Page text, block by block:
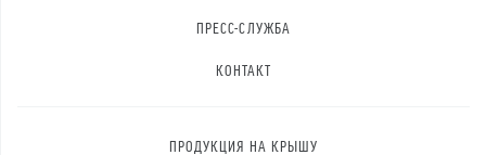
ПРЕСС-СЛУЖБА
КОНТАКТ
ПРОДУКЦИЯ НА КРЫШУ